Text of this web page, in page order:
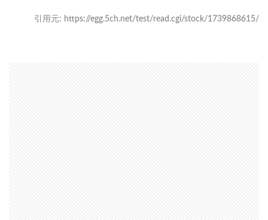
引用元: https://egg.5ch.net/test/read.cgi/stock/1739868615/